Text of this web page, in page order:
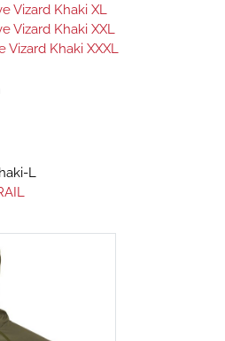
Vizard Khaki XL
Vizard Khaki XXL
Vizard Khaki XXXL
L